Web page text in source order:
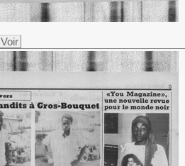
Voir